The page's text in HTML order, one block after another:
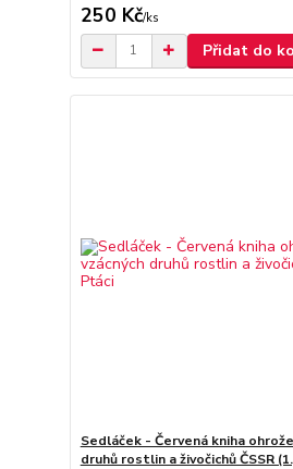
250 Kč/ks
Přidat do
Sedláček - Červená kniha
druhů rostlin a živočichů ČSSR